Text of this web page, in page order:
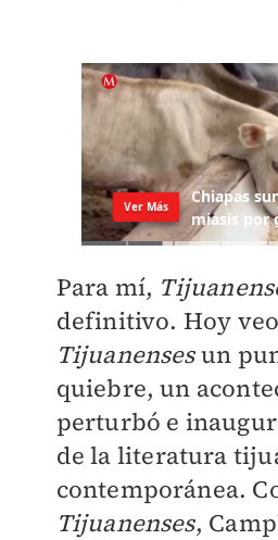
Para mí,
definitivo. Hoy
Tijuanensesun
quiebre, un
perturbó e
de la literatura
contemporánea.
Tijuanenses,